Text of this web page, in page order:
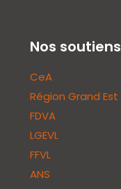
Nos soutiens
CeA
Région Grand Est
FDVA
LGEVL
FFVL
ANS